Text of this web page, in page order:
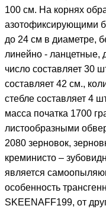
100 см. На корнях
азотофиксирующими
до 24 см в диаметре,
линейно - ланцетные,
число составляет 30
составляет 42 см.,
стебле составляет 4
масса початка 1700
листообразными
2080 зерновок,
креминисто –
является
особенность
SKEENAFF199, от